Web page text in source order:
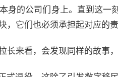
身的公司们身上。直到这一
它们也必须承担起对应的责
来看，会发现同样的故事